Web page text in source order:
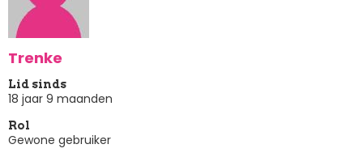
Trenke
Lid sinds
18 jaar 9 maanden
Rol
Gewone gebruiker